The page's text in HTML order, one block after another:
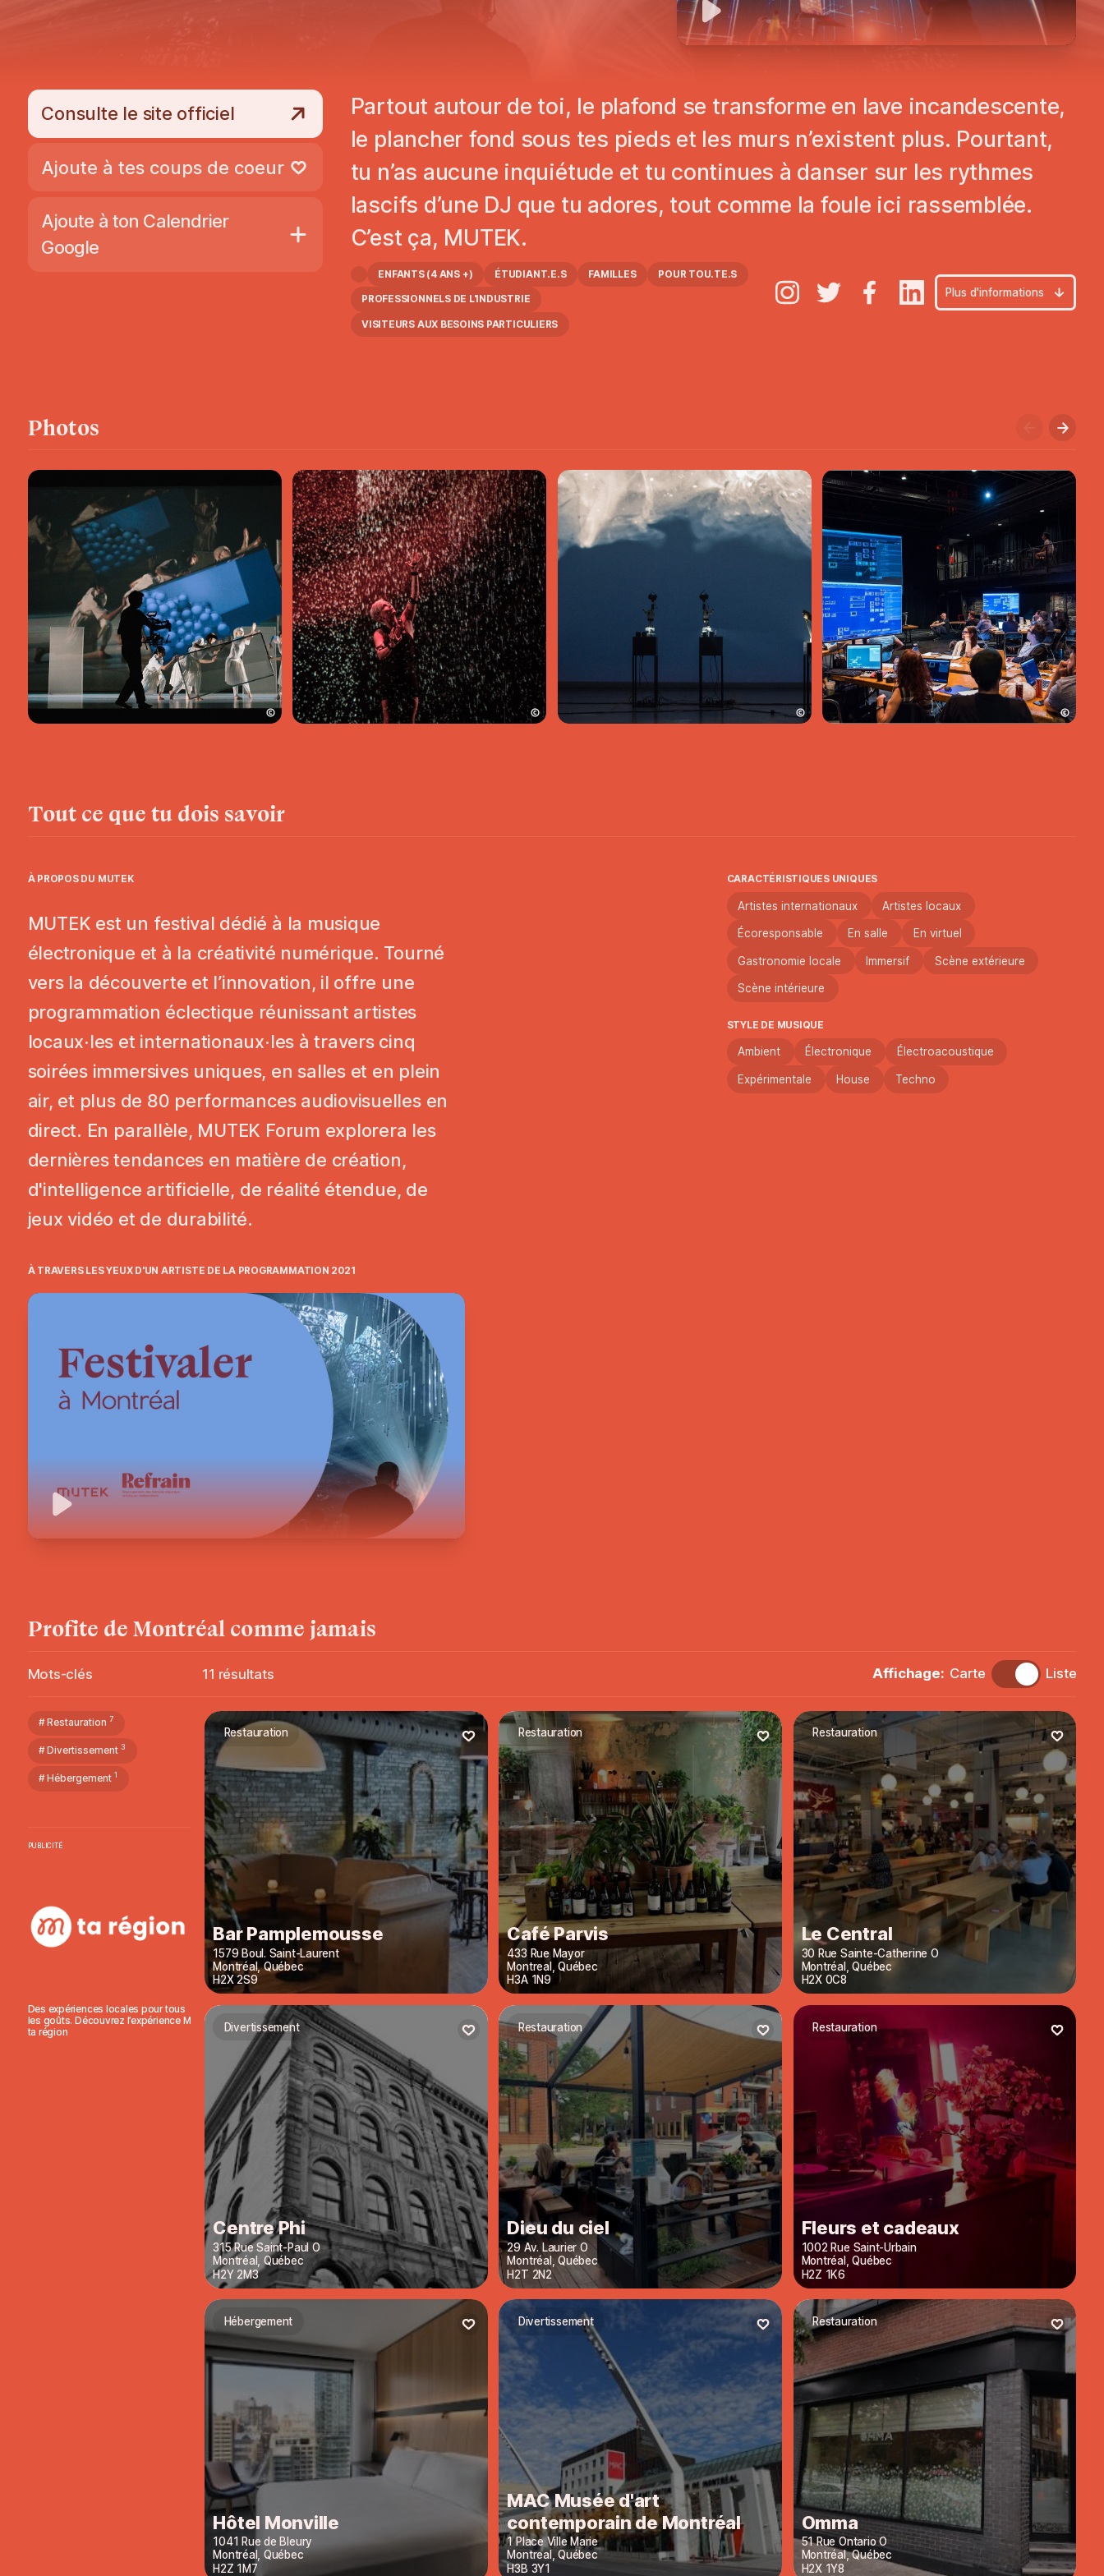
Consulte le site officiel
Ajoute à tes coups de coeur
Ajoute à ton Calendrier
Google
Partout autour de toi, le plafond se transforme en lave incandescente,
le plancher fond sous tes pieds et les murs n’existent plus. Pourtant,
tu n’as aucune inquiétude et tu continues à danser sur les rythmes
lascifs d’une DJ que tu adores, tout comme la foule ici rassemblée.
C’est ça, MUTEK.
ENFANTS (4 ANS +) ÉTUDIANT.E.S FAMILLES POUR TOU.TE.S
PROFESSIONNELS DE L'INDUSTRIE
VISITEURS AUX BESOINS PARTICULIERS
Plus d'informations
Photos
Tout ce que tu dois savoir
À PROPOS DU MUTEK
MUTEK est un festival dédié à la musique
électronique et à la créativité numérique. Tourné
vers la découverte et l’innovation, il offre une
programmation éclectique réunissant artistes
locaux·les et internationaux·les à travers cinq
soirées immersives uniques, en salles et en plein
air, et plus de 80 performances audiovisuelles en
direct. En parallèle, MUTEK Forum explorera les
dernières tendances en matière de création,
d'intelligence artificielle, de réalité étendue, de
jeux vidéo et de durabilité.
À TRAVERS LES YEUX D'UN ARTISTE DE LA PROGRAMMATION 2021
CARACTÉRISTIQUES UNIQUES
Artistes internationaux Artistes locaux
Écoresponsable En salle En virtuel
Gastronomie locale Immersif Scène extérieure
Scène intérieure
STYLE DE MUSIQUE
Ambient Électronique Électroacoustique
Expérimentale House Techno
Profite de Montréal comme jamais
Mots-clés 11 résultats Affichage: Carte Liste
# Restauration 7
# Divertissement 3
# Hébergement 1
PUBLICITÉ
Des expériences locales pour tous
les goûts. Découvrez l’expérience M
ta région
Restauration
Bar Pamplemousse
1579 Boul. Saint-Laurent
Montréal, Québec
H2X 2S9
Restauration
Café Parvis
433 Rue Mayor
Montreal
Québec
H3A 1N9
Restauration
Le Central
30 Rue Sainte-Catherine O
Montréal
Québec
H2X 0C8
Divertissement
Centre Phi
315 Rue Saint-Paul O
Montréal, Québec
H2Y 2M3
Restauration
Dieu du ciel
29 Av. Laurier O
Montréal, Québec
H2T 2N2
Restauration
Fleurs et cadeaux
1002 Rue Saint-Urbain
Montréal , Québec
H2Z 1K6
Hébergement
Hôtel Monville
1041 Rue de Bleury
Montréal, Québec
H2Z 1M7
Divertissement
MAC Musée d'art
contemporain de Montréal
1 Place Ville Marie
Montreal , Québec
H3B 3Y1
Restauration
Omma
51 Rue Ontario O
Montréal, Québec
H2X 1Y8